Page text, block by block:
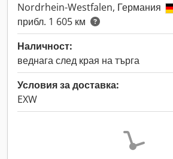
Nordrhein-Westfalen, Германия
прибл. 1 605 км
Наличност:
веднага след края на търга
Условия за доставка:
EXW